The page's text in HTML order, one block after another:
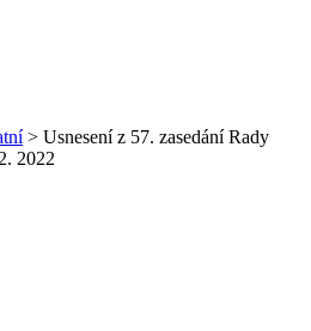
> Usnesení z 57. zasedání Rady
2022